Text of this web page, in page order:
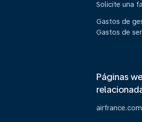
Solicite una
Gastos de
Gastos de
Páginas
airfrance.com